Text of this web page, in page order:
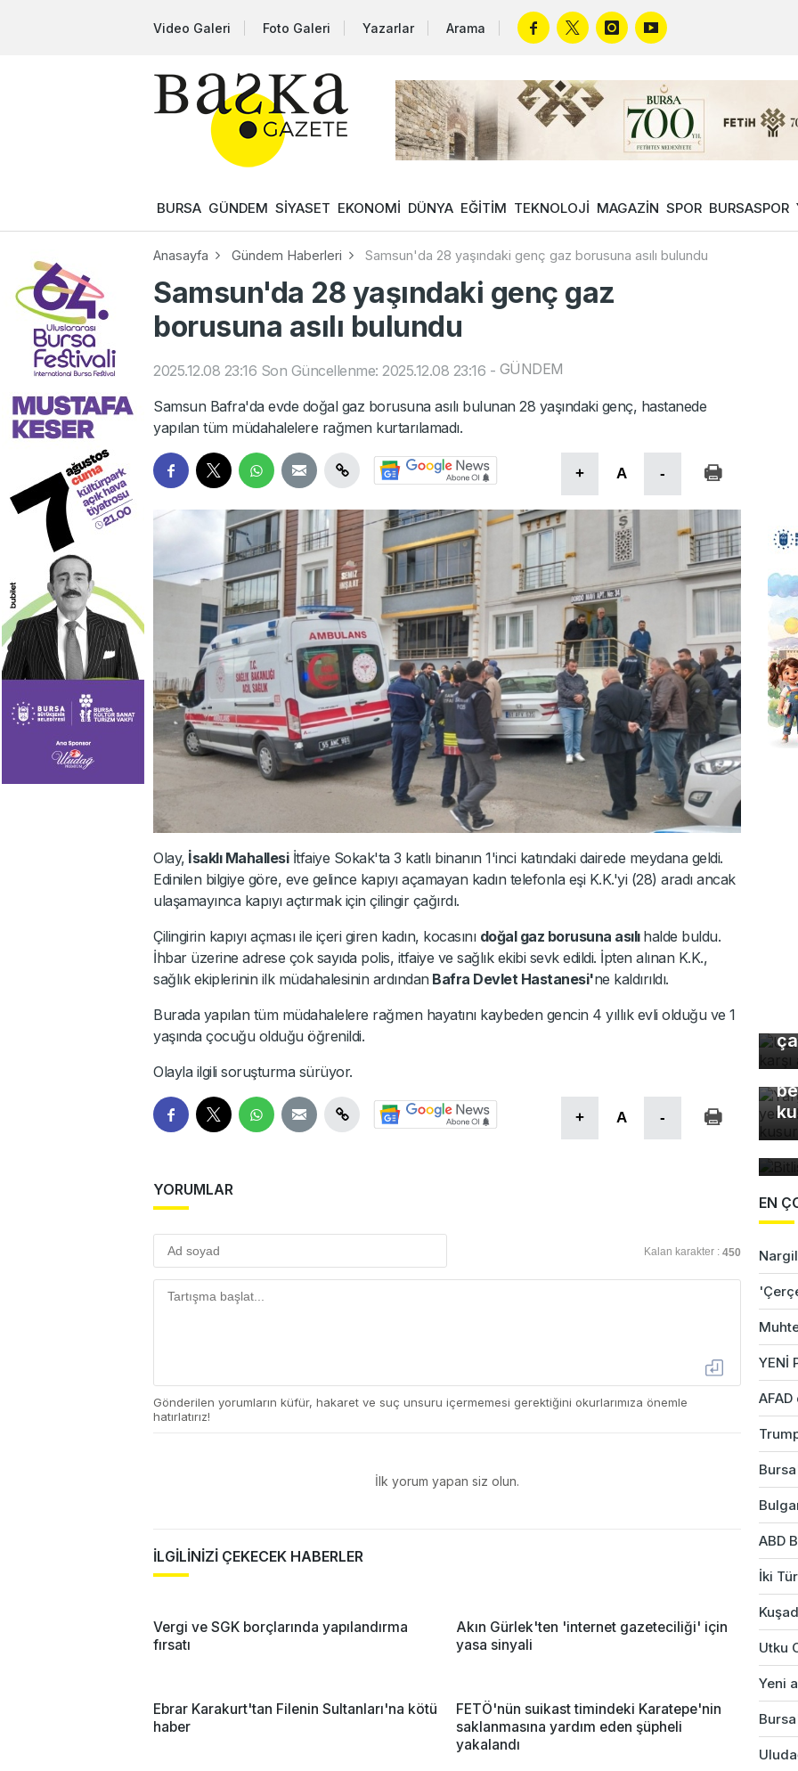
Video Galeri Foto Galeri Yazarlar Arama
BURSA GÜNDEM SİYASET EKONOMİ DÜNYA EĞİTİM TEKNOLOJİ MAGAZİN SPOR BURSASPOR
Anasayfa Gündem Haberleri Samsun'da 28 yaşındaki genç gaz borusuna asılı bulundu
Samsun'da 28 yaşındaki genç gaz
borusuna asılı bulundu
2025.12.08 23:16 Son Güncellenme: 2025.12.08 23:16 - GÜNDEM
Samsun Bafra'da evde doğal gaz borusuna asılı bulunan 28 yaşındaki genç, hastanede
yapılan tüm müdahalelere rağmen kurtarılamadı.
+ A -
Olay, İsaklı Mahallesiİtfaiye Sokak'ta 3 katlı binanın 1'inci katındaki dairede meydana geldi.
Edinilen bilgiye göre, eve gelince kapıyı açamayan kadın telefonla eşi K.K.'yi (28) aradı ancak
ulaşamayınca kapıyı açtırmak için çilingir çağırdı.
Çilingirin kapıyı açması ile içeri giren kadın, kocasını doğal gaz borusuna asılı halde buldu.
İhbar üzerine adrese çok sayıda polis, itfaiye ve sağlık ekibi sevk edildi. İpten alınan K.K.,
sağlık ekiplerinin ilk müdahalesinin ardından Bafra Devlet Hastanesi'ne kaldırıldı.
Burada yapılan tüm müdahalelere rağmen hayatını kaybeden gencin 4 yıllık evli olduğu ve 1
yaşında çocuğu olduğu öğrenildi.
Olayla ilgili soruşturma sürüyor.
+ A -
YORUMLAR
Kalan karakter : 450
Gönderilen yorumların küfür, hakaret ve suç unsuru içermemesi gerektiğini okurlarımıza önemle
hatırlatırız!
İlk yorum yapan siz olun.
İLGİLİNİZİ ÇEKECEK HABERLER
Vergi ve SGK borçlarında yapılandırma
fırsatı
Akın Gürlek'ten 'internet gazeteciliği' için
yasa sinyali
Ebrar Karakurt'tan Filenin Sultanları'na kötü
haber
FETÖ'nün suikast timindeki Karatepe'nin
saklanmasına yardım eden şüpheli
yakalandı
EN
YENİ
ABD
İki
Utku
Yeni